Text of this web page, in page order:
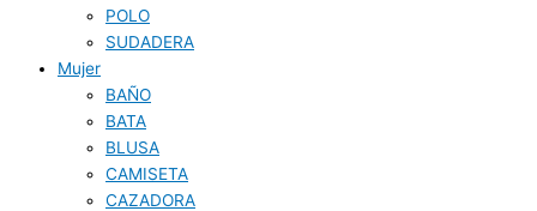
POLO
SUDADERA
Mujer
BAÑO
BATA
BLUSA
CAMISETA
CAZADORA